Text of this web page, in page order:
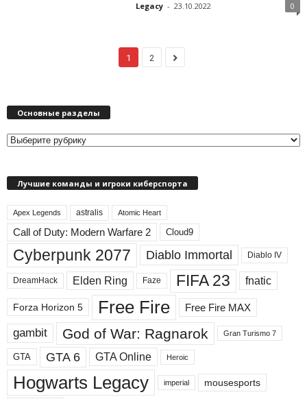
Legacy - 23.10.2022 0
1 2
Основные разделы
О
е
а
д
е
ы
Лучшие команды и игроки киберспорта
Apex Legends astralis Atomic Heart
Call of Duty: Modern Warfare 2 Cloud9
Cyberpunk 2077 Diablo Immortal Diablo IV
DreamHack Elden Ring Faze FIFA 23 fnatic
Forza Horizon 5 Free Fire Free Fire MAX
gambit God of War: Ragnarok Gran Turismo 7
GTA GTA 6 GTA Online Heroic
Hogwarts Legacy imperial mousesports